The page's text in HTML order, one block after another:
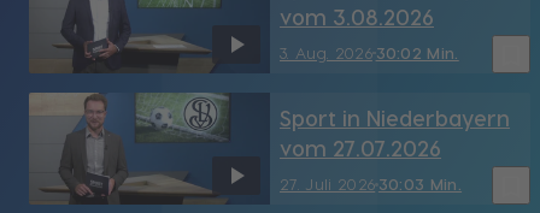
3. Aug. 202630:02 Min.
vom 3.08.2026
27. Juli 202630:03 Min.
Sport in Niederbayern
vom 27.07.2026